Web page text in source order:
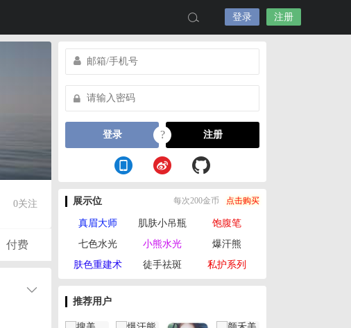
登录 注册
登录 ? 注册
展示位 每次200金币 点击购买
真眉大师 肌肤小吊瓶
饱腹笔
七色水光
小熊水光
爆汗熊
肤色重建术
徒手祛斑 私护系列
推荐用户
0关注
付费